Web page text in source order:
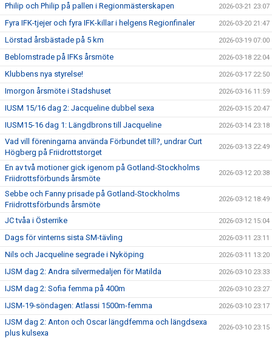
Philip och Philip på pallen i Regionmästerskapen 2026-03-21 23:07
Fyra IFK-tjejer och fyra IFK-killar i helgens Regionfinaler 2026-03-20 21:47
Lörstad årsbästade på 5 km 2026-03-19 07:00
Beblomstrade på IFKs årsmöte 2026-03-18 22:04
Klubbens nya styrelse! 2026-03-17 22:50
Imorgon årsmöte i Stadshuset 2026-03-16 11:59
IUSM 15/16 dag 2: Jacqueline dubbel sexa 2026-03-15 20:47
IUSM15-16 dag 1: Längdbrons till Jacqueline 2026-03-14 23:18
Vad vill föreningarna använda Förbundet till?, undrar Curt
Högberg på Friidrottstorget
2026-03-13 22:49
En av två motioner gick igenom på Gotland-Stockholms
Friidrottsförbunds årsmöte
2026-03-12 20:38
Sebbe och Fanny prisade på Gotland-Stockholms
Friidrottsförbunds årsmöte
2026-03-12 18:49
JC tvåa i Österrike 2026-03-12 15:04
Dags för vinterns sista SM-tävling 2026-03-11 23:11
Nils och Jacqueline segrade i Nyköping 2026-03-11 13:20
IJSM dag 2: Andra silvermedaljen för Matilda 2026-03-10 23:33
IJSM dag 2: Sofia femma på 400m 2026-03-10 23:27
IJSM-19-söndagen: Atlassi 1500m-femma 2026-03-10 23:17
IJSM dag 2: Anton och Oscar längdfemma och längdsexa
plus kulsexa
2026-03-10 23:15